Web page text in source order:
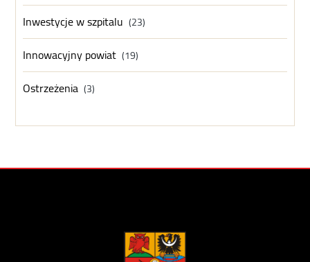
Inwestycje w szpitalu (23)
Innowacyjny powiat (19)
Ostrzeżenia (3)